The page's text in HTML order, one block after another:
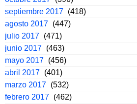
septiembre 2017 (418)
agosto 2017 (447)
julio 2017 (471)
junio 2017 (463)
mayo 2017 (456)
abril 2017 (401)
marzo 2017 (532)
febrero 2017 (462)